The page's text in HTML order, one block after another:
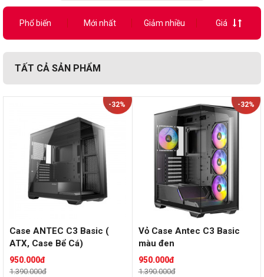
Phổ biến Mới nhất Giảm nhiều Giá
TẤT CẢ SẢN PHẨM
-32%
Case ANTEC C3 Basic (
ATX, Case Bể Cá)
950.000đ
1.390.000đ
-32%
Vỏ Case Antec C3 Basic
màu đen
950.000đ
1.390.000đ